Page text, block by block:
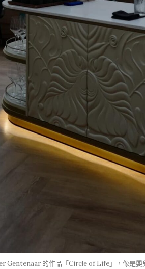
Gentenaar 的作品「Circle of Life」，像是